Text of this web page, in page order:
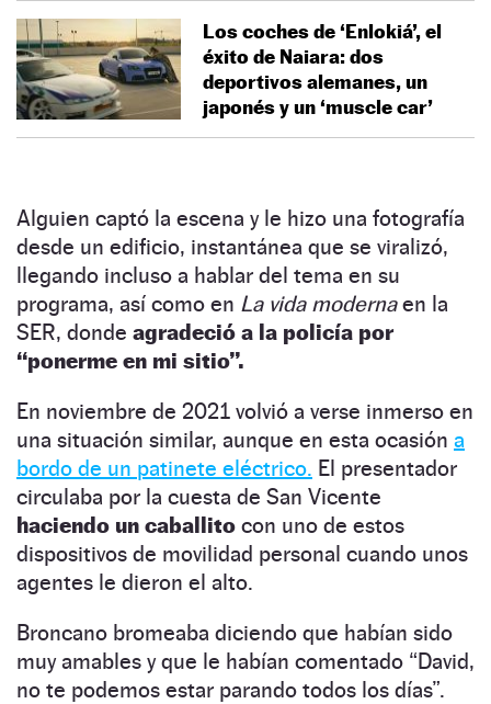
Los coches de ‘Enlokiá’, el
éxito de Naiara: dos
deportivos alemanes, un
japonés y un ‘muscle car’
Alguien captó la escena y le hizo una fotografía
desde un edificio, instantánea que se viralizó,
llegando incluso a hablar del tema en su
programa, así como en La vida modernaen la
SER, donde agradeció a la policía por
“ponerme en mi sitio”.
En noviembre de 2021 volvió a verse inmerso en
una situación similar, aunque en esta ocasión a
bordo de un patinete eléctrico. El presentador
circulaba por la cuesta de San Vicente
haciendo un caballito con uno de estos
dispositivos de movilidad personal cuando unos
agentes le dieron el alto.
Broncano bromeaba diciendo que habían sido
muy amables y que le habían comentado “David,
no te podemos estar parando todos los días”.